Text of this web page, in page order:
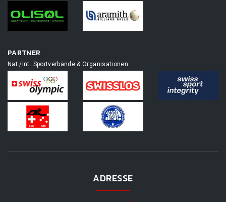
PARTNER
Nat./Int. Sportverbände & Organisationen
ADRESSE